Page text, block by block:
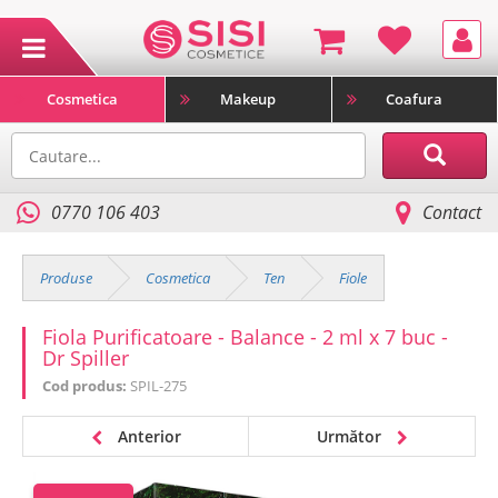
Cosmetica Makeup Coafura
0770 106 403 Contact
Produse Cosmetica Ten Fiole
Fiola Purificatoare - Balance - 2 ml x 7 buc -
Dr Spiller
Cod produs: SPIL-275
Anterior Următor